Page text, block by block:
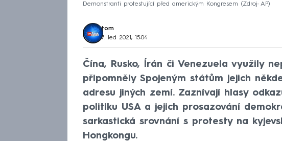
Demonstranti protestující před americkým Kongresem Zdroj: AP
tom
7. led 2021, 15:04
Čína, Rusko, Írán či Venezuela využily
připomněly Spojeným státům jejich
adresu jiných zemí. Zaznívají hlasy
politiku USA a jejich prosazování
sarkastická srovnání s protesty na
Hongkongu.